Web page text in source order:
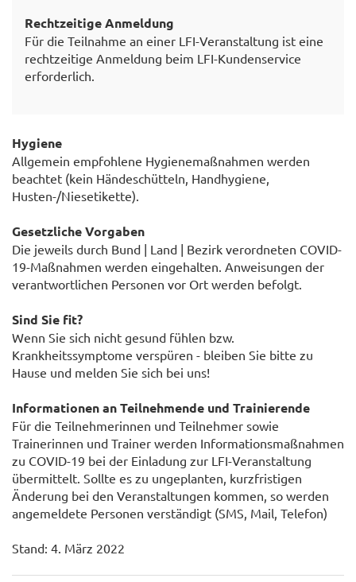
Rechtzeitige Anmeldung
Für die Teilnahme an einer LFI-Veranstaltung ist eine
rechtzeitige Anmeldung beim LFI-Kundenservice
erforderlich.
Hygiene
Allgemein empfohlene Hygienemaßnahmen werden
beachtet (kein Händeschütteln, Handhygiene,
Husten-/Niesetikette).
Gesetzliche Vorgaben
Die jeweils durch Bund | Land | Bezirk verordneten COVID-
19-Maßnahmen werden eingehalten. Anweisungen der
verantwortlichen Personen vor Ort werden befolgt.
Sind Sie fit?
Wenn Sie sich nicht gesund fühlen bzw.
Krankheitssymptome verspüren - bleiben Sie bitte zu
Hause und melden Sie sich bei uns!
Informationen an Teilnehmende und Trainierende
Für die Teilnehmerinnen und Teilnehmer sowie
Trainerinnen und Trainer werden Informationsmaßnahmen
zu COVID-19 bei der Einladung zur LFI-Veranstaltung
übermittelt. Sollte es zu ungeplanten, kurzfristigen
Änderung bei den Veranstaltungen kommen, so werden
angemeldete Personen verständigt (SMS, Mail, Telefon)
Stand: 4. März 2022